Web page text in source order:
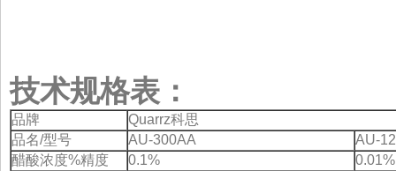
技术规格表：
品牌
Quarrz科思
品名/型号
AU-300AA
AU-
醋酸浓度%精度
0.1%
0.01%